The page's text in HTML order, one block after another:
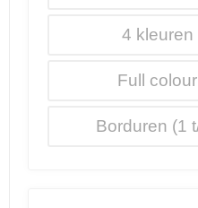
4
Borduren
Full colour